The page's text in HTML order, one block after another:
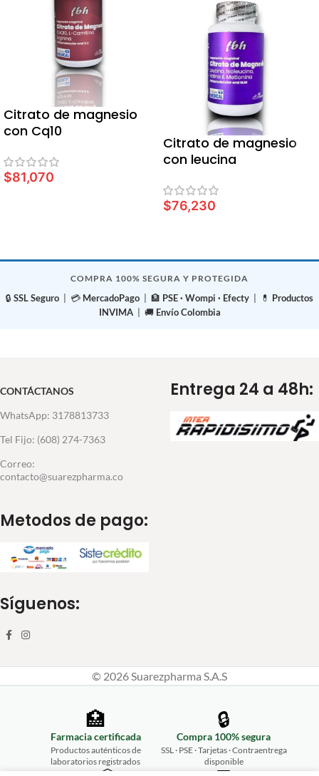
Citrato de magnesio
con Cq10
$81,070
Citrato de magnesio
con leucina
$76,230
COMPRA 100% SEGURA Y PROTEGIDA
🔒 SSL Seguro | 💳 MercadoPago | 🏦 PSE · Wompi · Efecty | 💊 Productos
INVIMA| 🚚 Envío Colombia
CONTÁCTANOS
WhatsApp: 3178813733
Tel Fijo: (608) 274-7363
Correo:
contacto@suarezpharma.co
Metodos de pago:
Entrega 24 a 48h:
Síguenos:
© 2026 Suarezpharma S.A.S
🏥
Farmacia certificada
Productos auténticos de
laboratorios registrados
🔒
Compra 100% segura
SSL · PSE · Tarjetas · Contraentrega
disponible